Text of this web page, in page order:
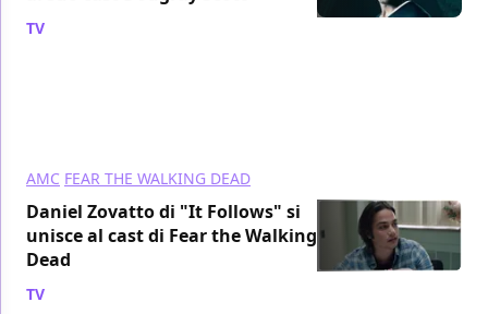
TV
AMC FEAR THE WALKING DEAD
Daniel Zovatto di "It Follows" si
unisce al cast di Fear the Walking
Dead
TV